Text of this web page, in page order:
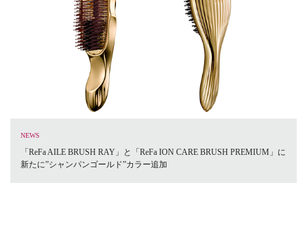
NEWS
「ReFa AILE BRUSH RAY」と「ReFa ION CARE BRUSH PREMIUM」に
新たに”シャンパンゴールド”カラー追加